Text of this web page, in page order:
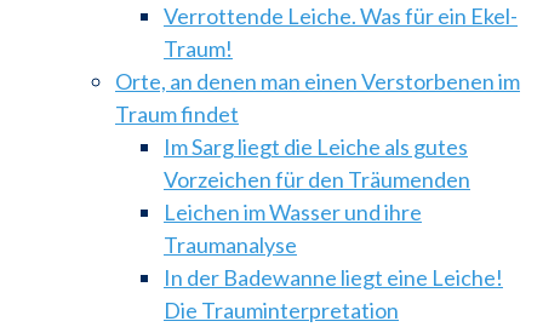
Verrottende Leiche. Was für ein Ekel-
Traum!
Orte, an denen man einen Verstorbenen im
Traum findet
Im Sarg liegt die Leiche als gutes
Vorzeichen für den Träumenden
Leichen im Wasser und ihre
Traumanalyse
In der Badewanne liegt eine Leiche!
Die Trauminterpretation